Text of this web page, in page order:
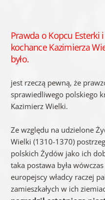
Prawda o Kopcu Esterki
kochance Kazimierza
było.
jest rzeczą pewną, że
sprawiedliwego polskiego
Kazimierz Wielki.
Ze względu na udzielone
Wielki (1310-1370)
polskich Żydów jako ich
taka postawa była
europejscy władcy raczej
zamieszkałych w ich